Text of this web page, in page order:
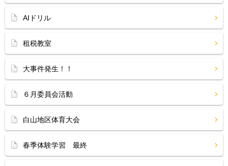
AIドリル
租税教室
大事件発生！！
６月委員会活動
白山地区体育大会
春季体験学習 最終